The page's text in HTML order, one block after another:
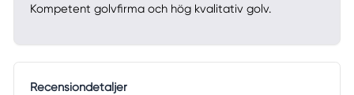
Kompetent golvfirma och hög kvalitativ golv.
Recensiondetaljer